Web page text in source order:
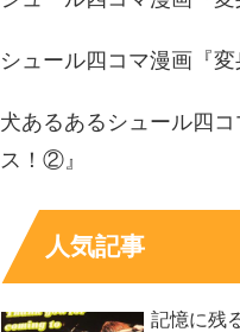
シュール四コマ漫画『変
犬あるあるシュール四
ス！②』
人気記事
記憶に残